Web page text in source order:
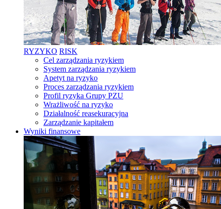
RYZYKO RISK
Cel zarządzania ryzykiem
System zarządzania ryzykiem
Apetyt na ryzyko
Proces zarządzania ryzykiem
Profil ryzyka Grupy PZU
Wrażliwość na ryzyko
Działalność reasekuracyjna
Zarządzanie kapitałem
Wyniki finansowe